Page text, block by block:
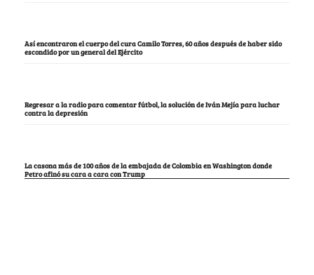
Así encontraron el cuerpo del cura Camilo Torres, 60 años después de haber sido
escondido por un general del Ejército
Regresar a la radio para comentar fútbol, la solución de Iván Mejía para luchar
contra la depresión
La casona más de 100 años de la embajada de Colombia en Washington donde
Petro afinó su cara a cara con Trump